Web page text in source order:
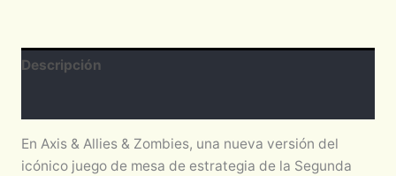
Descripción
En Axis & Allies & Zombies, una nueva versión del
icónico juego de mesa de estrategia de la Segunda